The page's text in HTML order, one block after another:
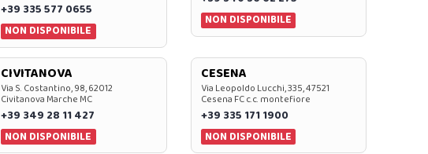
+39 335 577 0655
NON DISPONIBILE
NON DISPONIBILE
CIVITANOVA
Via S. Costantino, 98, 62012
Civitanova Marche MC
+39 349 28 11 427
NON DISPONIBILE
CESENA
Via Leopoldo Lucchi, 335, 47521
Cesena FC c.c. montefiore
+39 335 171 1900
NON DISPONIBILE